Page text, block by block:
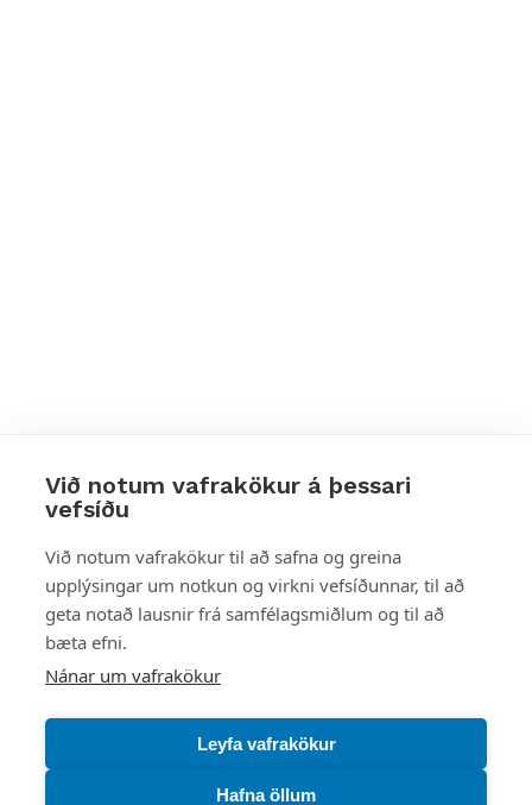
Við notum vafrakökur á þessari
vefsíðu
Við notum vafrakökur til að safna og greina
upplýsingar um notkun og virkni vefsíðunnar, til að
geta notað lausnir frá samfélagsmiðlum og til að
bæta efni.
Nánar um vafrakökur
Leyfa vafrakökur
Hafna öllum
Styttu þér leið
Mest skoðað
Starfsstöðvar